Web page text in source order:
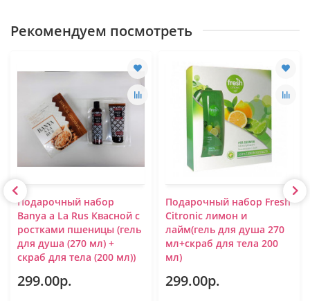
Рекомендуем посмотреть
Подарочный набор
Banya a La Rus Квасной с
ростками пшеницы (гель
для душа (270 мл) +
скраб для тела (200 мл))
299.00р.
Подарочный набор Fresh
Citronic лимон и
лайм(гель для душа 270
мл+скраб для тела 200
мл)
299.00р.